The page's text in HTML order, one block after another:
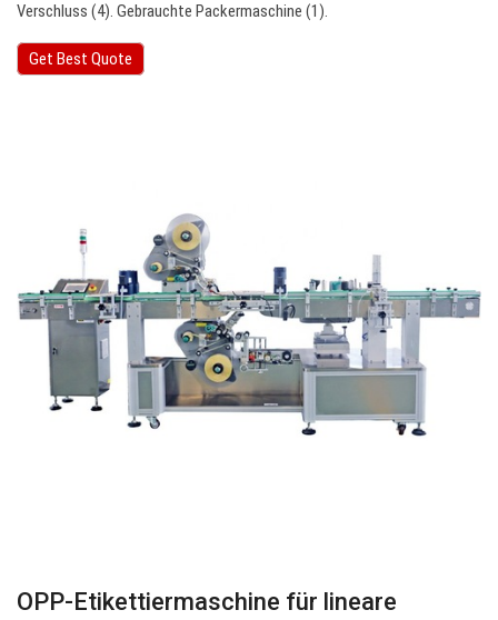
Verschluss (4). Gebrauchte Packermaschine (1).
Get Best Quote
OPP-Etikettiermaschine für lineare